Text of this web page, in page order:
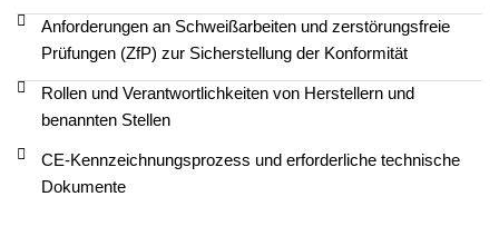
Anforderungen an Schweißarbeiten und zerstörungsfreie
Prüfungen (ZfP) zur Sicherstellung der Konformität
Rollen und Verantwortlichkeiten von Herstellern und
benannten Stellen
CE-Kennzeichnungsprozess und erforderliche technische
Dokumente